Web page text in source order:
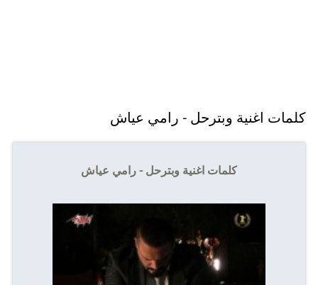
كلمات اغنية وبترحل - رامي عياش
كلمات اغنية وبترحل - رامي عياش